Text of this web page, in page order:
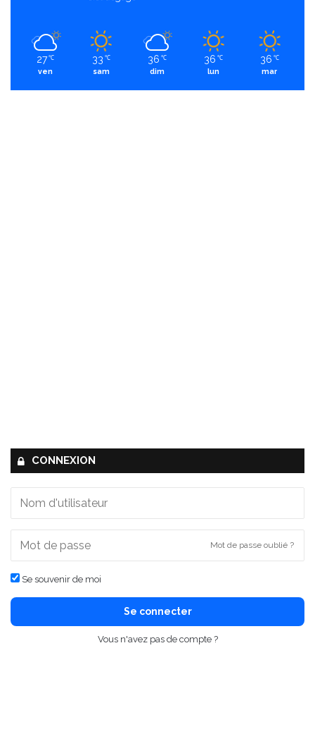
27 ℃
ven
33 ℃
sam
36 ℃
dim
36 ℃
lun
36 ℃
mar
CONNEXION
Mot de passe oublié ?
Se souvenir de moi
Se connecter
Vous n'avez pas de compte ?